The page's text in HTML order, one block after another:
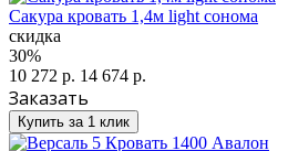
Сакура кровать 1,4м light сонома
скидка
30%
10 272 р. 14 674 р.
Заказать
Купить за 1 клик